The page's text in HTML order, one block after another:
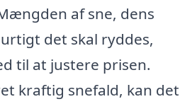
af sne, dens
det skal ryddes,
til at justere prisen.
kraftig snefald, kan det